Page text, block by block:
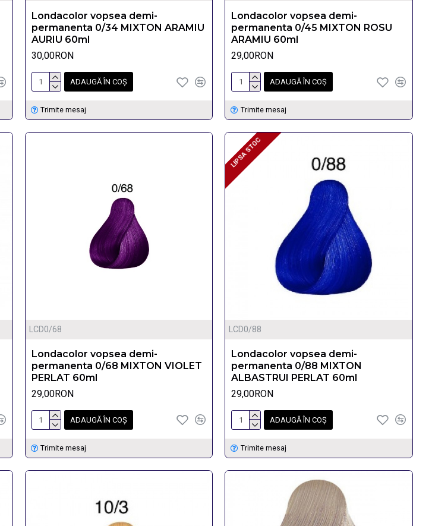
Londacolor vopsea demi-
permanenta 0/34 MIXTON ARAMIU
AURIU 60ml
30,00RON
ADAUGĂ ÎN COŞ
Trimite mesaj
Londacolor vopsea demi-
permanenta 0/45 MIXTON ROSU
ARAMIU 60ml
29,00RON
ADAUGĂ ÎN COŞ
Trimite mesaj
LCD0/68
Londacolor vopsea demi-
permanenta 0/68 MIXTON VIOLET
PERLAT 60ml
29,00RON
ADAUGĂ ÎN COŞ
Trimite mesaj
LIPSA STOC
LIPSA STOC
LCD0/88
Londacolor vopsea demi-
permanenta 0/88 MIXTON
ALBASTRUI PERLAT 60ml
29,00RON
ADAUGĂ ÎN COŞ
Trimite mesaj